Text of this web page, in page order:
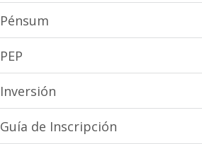
Pénsum
PEP
Inversión
Guía de Inscripción